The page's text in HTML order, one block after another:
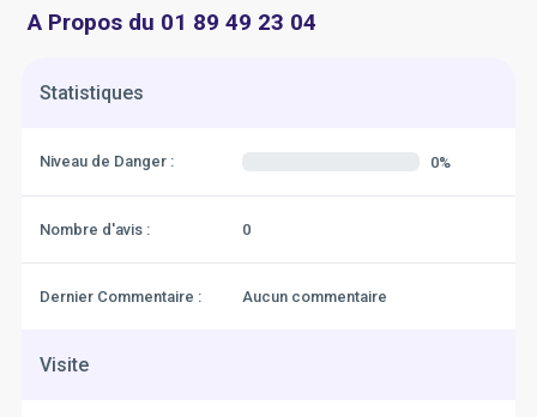
A Propos du 01 89 49 23 04
Statistiques
Niveau de Danger : 0%
Nombre d'avis : 0
Dernier Commentaire : Aucun commentaire
Visite